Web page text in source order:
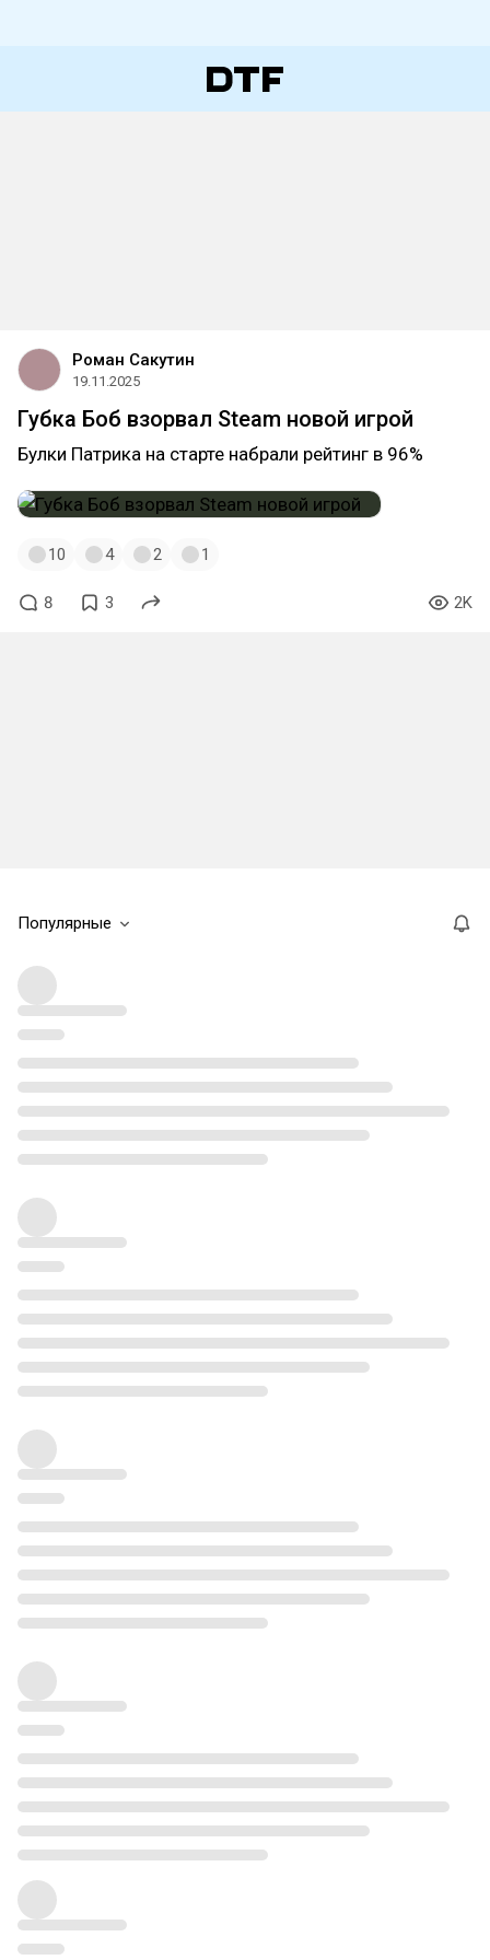
Роман Сакутин
19.11.2025
Губка Боб взорвал Steam новой игрой
Булки Патрика на старте набрали рейтинг в 96%
10 4 2 1
8 3 2K
Популярные